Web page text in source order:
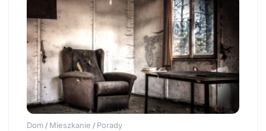
Dom / Mieszkanie / Porady